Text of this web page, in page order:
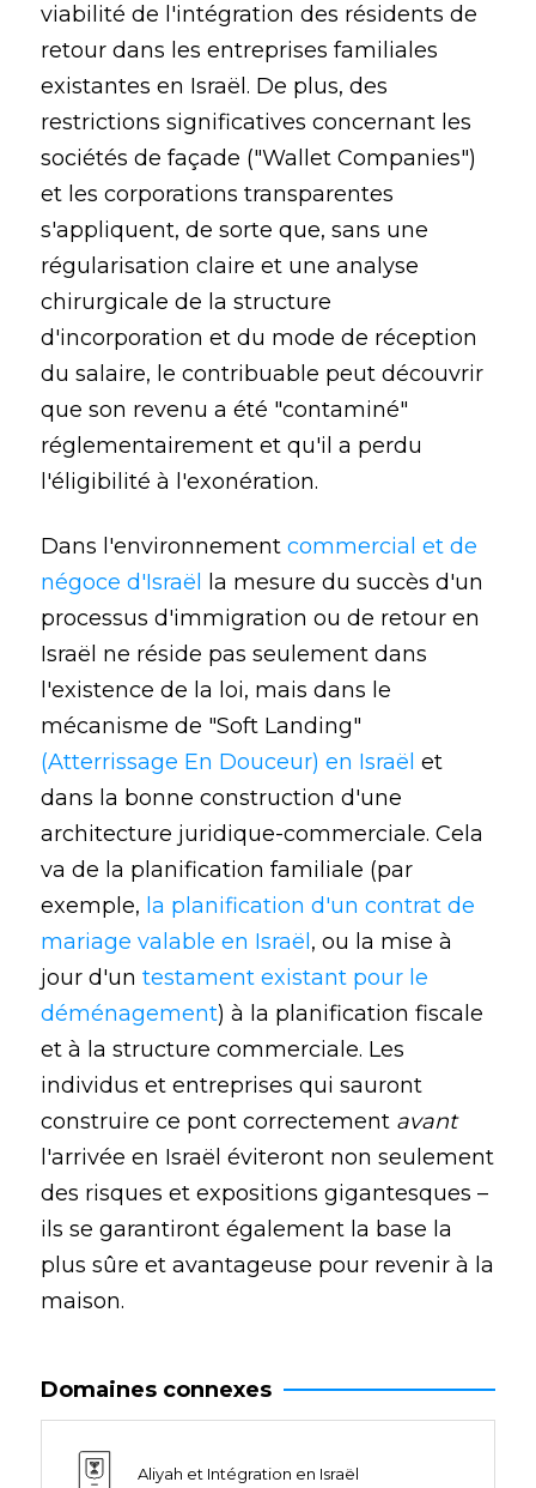
viabilité de l'intégration des résidents de
retour dans les entreprises familiales
existantes en Israël. De plus, des
restrictions significatives concernant les
sociétés de façade ("Wallet Companies")
et les corporations transparentes
s'appliquent, de sorte que, sans une
régularisation claire et une analyse
chirurgicale de la structure
d'incorporation et du mode de réception
du salaire, le contribuable peut découvrir
que son revenu a été "contaminé"
réglementairement et qu'il a perdu
l'éligibilité à l'exonération.
Dans l'environnement commercial et de
négoce d'Israël
la mesure du succès d'un
processus d'immigration ou de retour en
Israël ne réside pas seulement dans
l'existence de la loi, mais dans le
mécanisme de "Soft Landing"
(Atterrissage En Douceur) en Israël et
dans la bonne construction d'une
architecture juridique-commerciale. Cela
va de la planification familiale (par
exemple, la planification d'un contrat de
mariage valable en Israël , ou la mise à
jour d'un testament existant pour le
déménagement) à la planification fiscale
et à la structure commerciale. Les
individus et entreprises qui sauront
construire ce pont correctement avant
l'arrivée en Israël éviteront non seulement
des risques et expositions gigantesques –
ils se garantiront également la base la
plus sûre et avantageuse pour revenir à la
maison.
Domaines connexes
Aliyah et Intégration en Israël